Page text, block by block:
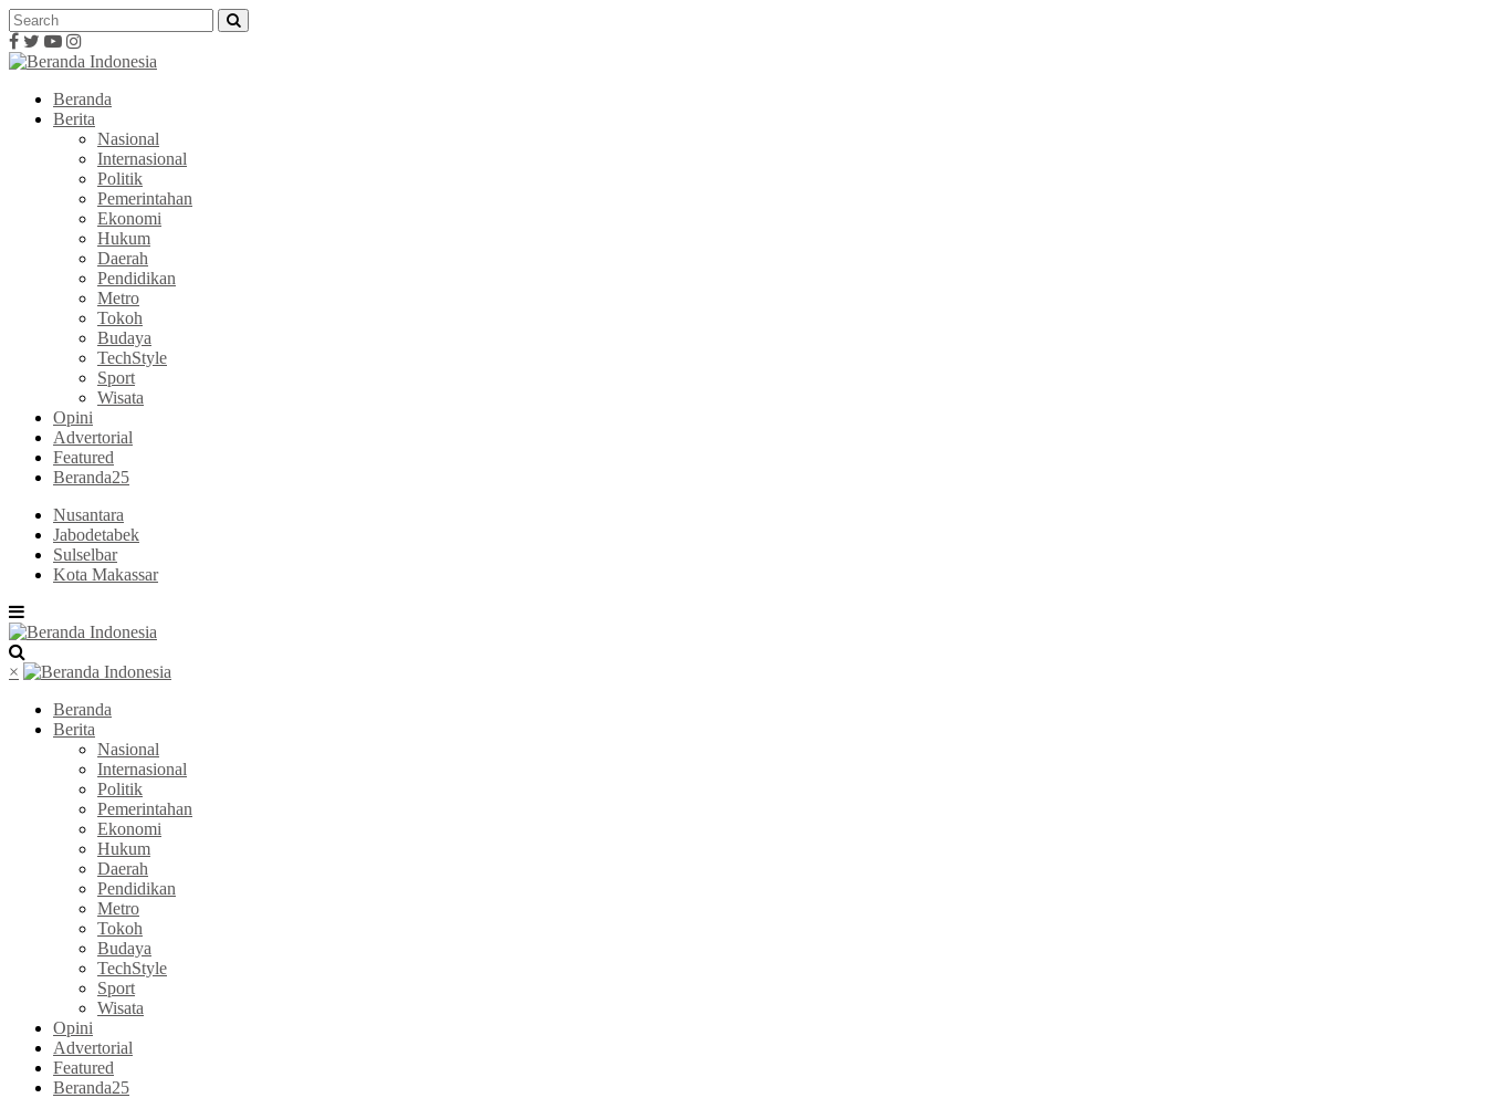
Beranda
Berita
Nasional
Internasional
Politik
Pemerintahan
Ekonomi
Hukum
Daerah
Pendidikan
Metro
Tokoh
Budaya
TechStyle
Sport
Wisata
Opini
Advertorial
Featured
Beranda25
Nusantara
Jabodetabek
Sulselbar
Kota Makassar
×
Beranda
Berita
Nasional
Internasional
Politik
Pemerintahan
Ekonomi
Hukum
Daerah
Pendidikan
Metro
Tokoh
Budaya
TechStyle
Sport
Wisata
Opini
Advertorial
Featured
Beranda25